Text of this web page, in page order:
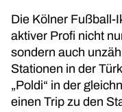
Die Kölner Fußball-
aktiver Profi nicht
sondern auch
Stationen in der
„Poldi“ in der
einen Trip zu den